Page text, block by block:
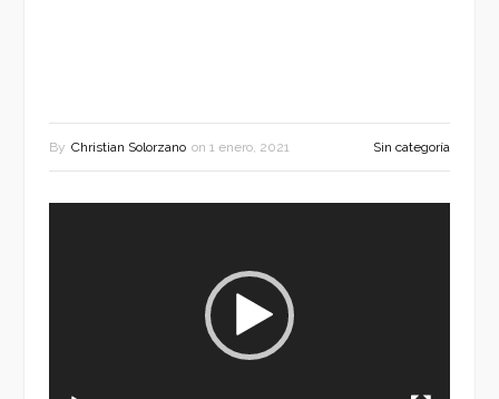
By Christian Solorzano on 1 enero, 2021 Sin categoría